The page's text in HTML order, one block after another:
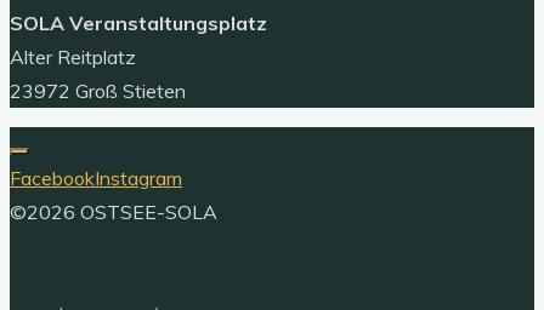
SOLA Veranstaltungsplatz
Alter Reitplatz
23972 Groß Stieten
FacebookInstagram
©2026 OSTSEE-SOLA